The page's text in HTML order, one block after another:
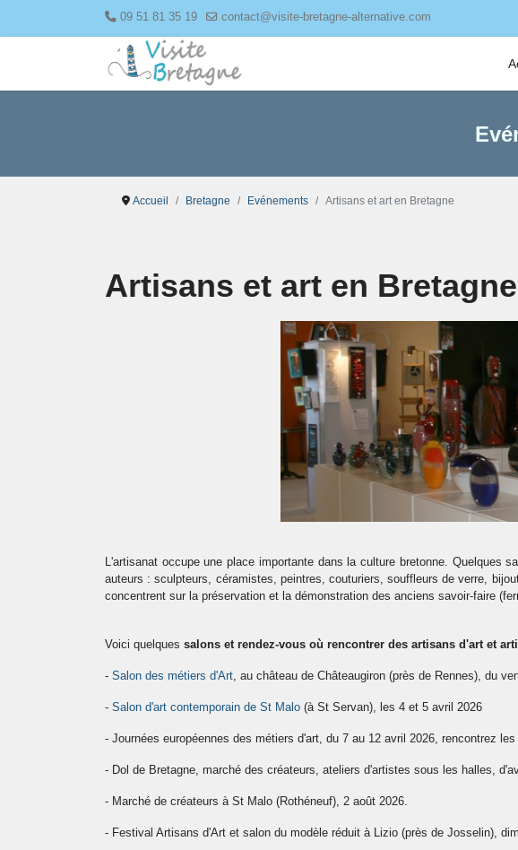
09 51 81 35 19 contact@visite-bretagne-alternative.com
Accueil Bretagne Evénements Artisans et art en Bretagne
Artisans et art en Bretagne
L'artisanat occupe une place importante dans la culture bretonne. Quelques
auteurs : sculpteurs, céramistes, peintres, couturiers, souffleurs de verre,
concentrent sur la préservation et la démonstration des anciens savoir-faire
Voici quelques salons et rendez-vous où rencontrer des artisans d'art et
- Salon des métiers d'Art, au château de Châteaugiron (près de Rennes), du
- Salon d'art contemporain de St Malo (à St Servan), les 4 et 5 avril 2026
- Journées européennes des métiers d'art, du 7 au 12 avril 2026, rencontrez
- Dol de Bretagne, marché des créateurs, ateliers d'artistes sous les halles,
- Marché de créateurs à St Malo (Rothéneuf), 2 août 2026.
- Festival Artisans d'Art et salon du modèle réduit à Lizio (près de Josselin),